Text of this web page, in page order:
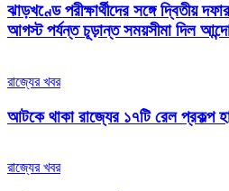
ঝাড়খণ্ডে পরীক্ষার্থীদের সঙ্গে দ্বিতীয়
আগস্ট পর্যন্ত চূড়ান্ত সময়সীমা দিল
রাজ্যের খবর
আটকে থাকা রাজ্যের ১৭টি রেল প্রকল্প
রাজ্যের খবর